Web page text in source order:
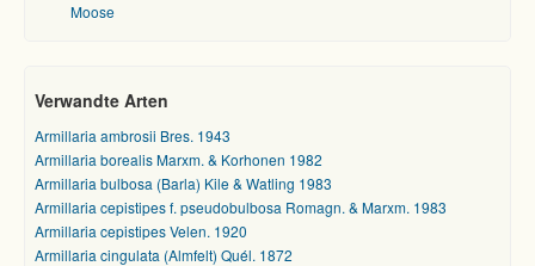
Moose
Verwandte Arten
Armillaria ambrosii Bres. 1943
Armillaria borealis Marxm. & Korhonen 1982
Armillaria bulbosa (Barla) Kile & Watling 1983
Armillaria cepistipes f. pseudobulbosa Romagn. & Marxm. 1983
Armillaria cepistipes Velen. 1920
Armillaria cingulata (Almfelt) Quél. 1872